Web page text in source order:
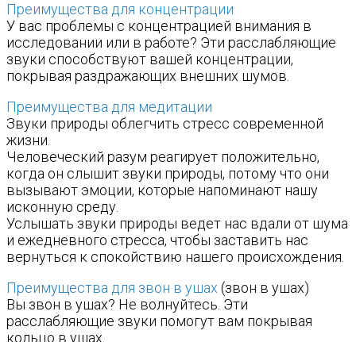
Преимущества для концентрации
У вас проблемы с концентрацией внимания в
исследовании или в работе? Эти расслабляющие
звуки способствуют вашей концентрации,
покрывая раздражающих внешних шумов.
Преимущества для медитации
Звуки природы облегчить стресс современной
жизни.
Человеческий разум реагирует положительно,
когда он слышит звуки природы, потому что они
вызывают эмоции, которые напоминают нашу
исконную среду.
Услышать звуки природы ведет нас вдали от шума
и ежедневного стресса, чтобы заставить нас
вернуться к спокойствию нашего происхождения.
Преимущества для звон в ушах (звон в ушах)
Вы звон в ушах? Не волнуйтесь. Эти
расслабляющие звуки помогут вам покрывая
кольцо в ушах.